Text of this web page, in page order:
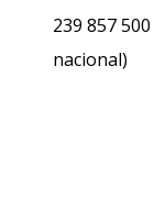
239 857 500
nacional)